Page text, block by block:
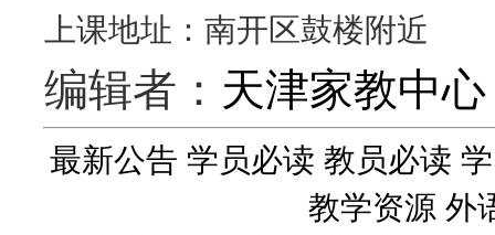
上课地址：南开区鼓楼附近
编辑者： 天津家教中心
最新公告 学员必读 教员必读
教学资源 外